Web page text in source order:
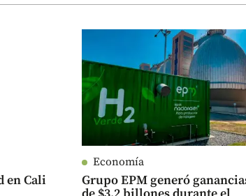
en Cali
Economía
Grupo EPM generó